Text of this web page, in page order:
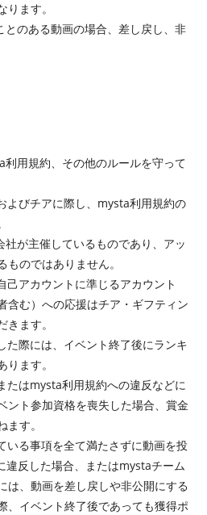
ります。
のある動画の場合、差し戻し、非
用規約、その他のルールを守って
よびチアに際し、mysta利用規約の
が主催しているものであり、アッ
のではありません。
己アカウントに準じるアカウント
含む）への応援はチア・ギフティン
ます。
た際には、イベント終了後にランキ
ます。
たはmysta利用規約への違反などに
ント参加資格を喪失した場合、賞金
す。
いる事項を全て満たさずに動画を投
違反した場合、またはmystaチーム
は、動画を差し戻しや非公開にする
、イベント終了後であっても獲得ポ